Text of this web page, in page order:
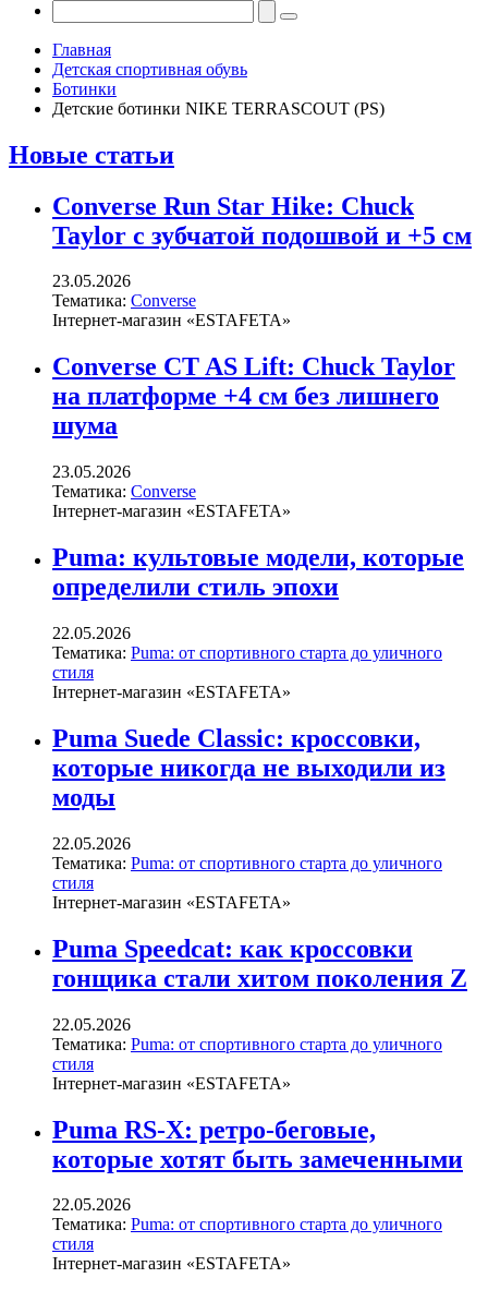
Главная
Детская спортивная обувь
Ботинки
Детские ботинки NIKE TERRASCOUT (PS)
Новые статьи
Converse Run Star Hike: Chuck
Taylor с зубчатой подошвой и +5 см
23.05.2026
Тематика: Converse
Інтернет-магазин «ESTAFETA»
Converse CT AS Lift: Chuck Taylor
на платформе +4 см без лишнего
шума
23.05.2026
Тематика: Converse
Інтернет-магазин «ESTAFETA»
Puma: культовые модели, которые
определили стиль эпохи
22.05.2026
Тематика: Puma: от спортивного старта до уличного
стиля
Інтернет-магазин «ESTAFETA»
Puma Suede Classic: кроссовки,
которые никогда не выходили из
моды
22.05.2026
Тематика: Puma: от спортивного старта до уличного
стиля
Інтернет-магазин «ESTAFETA»
Puma Speedcat: как кроссовки
гонщика стали хитом поколения Z
22.05.2026
Тематика: Puma: от спортивного старта до уличного
стиля
Інтернет-магазин «ESTAFETA»
Puma RS-X: ретро-беговые,
которые хотят быть замеченными
22.05.2026
Тематика: Puma: от спортивного старта до уличного
стиля
Інтернет-магазин «ESTAFETA»